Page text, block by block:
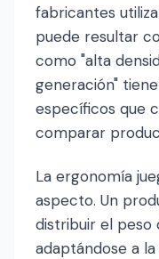
fabricantes
puede resultar
como "alta
generación"
específicos que
comparar
La ergonomía
aspecto. Un
distribuir el peso
adaptándose a